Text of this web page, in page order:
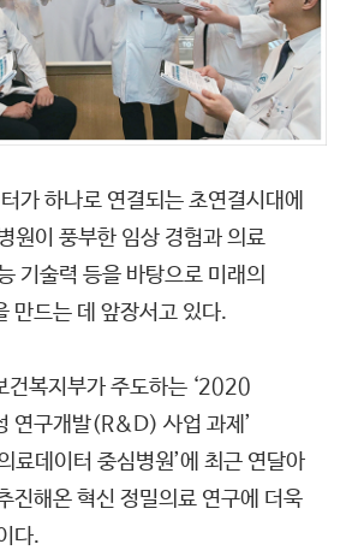
가 하나로 연결되는 초연결시대에
원이 풍부한 임상 경험과 의료
기술력 등을 바탕으로 미래의
만드는 데 앞장서고 있다.
건복지부가 주도하는 ‘2020
연구개발(R&D) 사업 과제’
료데이터 중심병원’에 최근 연달아
진해온 혁신 정밀의료 연구에 더욱
다.